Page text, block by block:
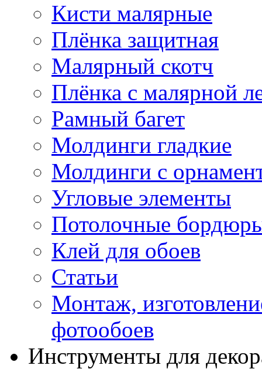
Кисти малярные
Плёнка защитная
Малярный скотч
Плёнка с малярной
Рамный багет
Молдинги гладкие
Молдинги с
Угловые элементы
Потолочные
Клей для обоев
Статьи
Монтаж,
фотообоев
Инструменты для